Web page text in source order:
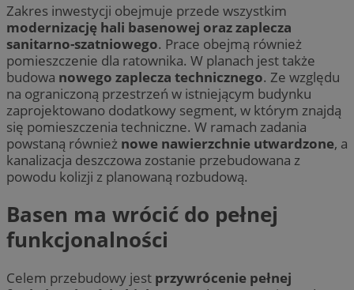
Zakres inwestycji obejmuje przede wszystkim
modernizację hali basenowej oraz zaplecza
sanitarno-szatniowego. Prace obejmą również
pomieszczenie dla ratownika. W planach jest także
budowa nowego zaplecza technicznego. Ze względu
na ograniczoną przestrzeń w istniejącym budynku
zaprojektowano dodatkowy segment, w którym znajdą
się pomieszczenia techniczne. W ramach zadania
powstaną również nowe nawierzchnie utwardzone, a
kanalizacja deszczowa zostanie przebudowana z
powodu kolizji z planowaną rozbudową.
Basen ma wrócić do pełnej
funkcjonalności
Celem przebudowy jest przywrócenie pełnej